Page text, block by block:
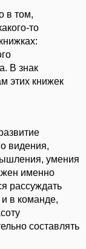
в том,
то
В знак
этих книжек
видения,
умения
именно
рассуждать
и в команде,
составлять